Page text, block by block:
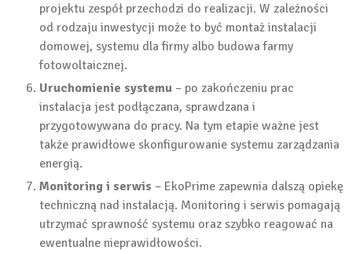
projektu zespół przechodzi do realizacji. W zależności
od rodzaju inwestycji może to być montaż instalacji
domowej, systemu dla firmy albo budowa farmy
fotowoltaicznej.
Uruchomienie systemu – po zakończeniu prac
instalacja jest podłączana, sprawdzana i
przygotowywana do pracy. Na tym etapie ważne jest
także prawidłowe skonfigurowanie systemu zarządzania
energią.
Monitoring i serwis – EkoPrime zapewnia dalszą opiekę
techniczną nad instalacją. Monitoring i serwis pomagają
utrzymać sprawność systemu oraz szybko reagować na
ewentualne nieprawidłowości.